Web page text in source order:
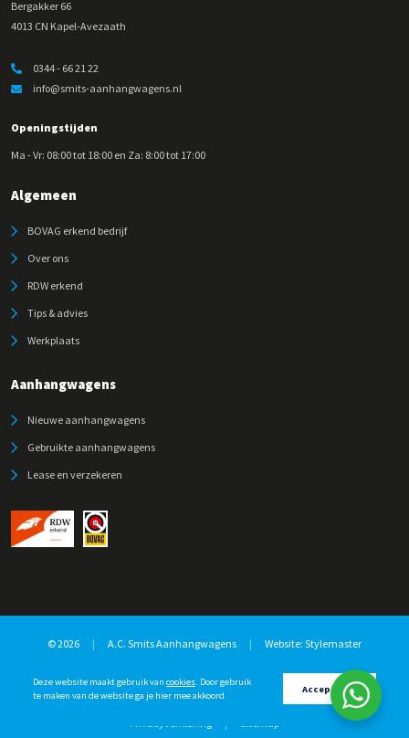
Bergakker 66
4013 CN Kapel-Avezaath
0344 - 66 21 22
info@smits-aanhangwagens.nl
Openingstijden
Ma - Vr: 08:00 tot 18:00 en Za: 8:00 tot 17:00
Algemeen
BOVAG erkend bedrijf
Over ons
RDW erkend
Tips & advies
Werkplaats
Aanhangwagens
Nieuwe aanhangwagens
Gebruikte aanhangwagens
Lease en verzekeren
© 2026 | A.C. Smits Aanhangwagens | Website: Stylemaster
Deze website maakt gebruik van cookies. Door gebruik
te maken van de website ga je hier mee akkoord.
Accepteren